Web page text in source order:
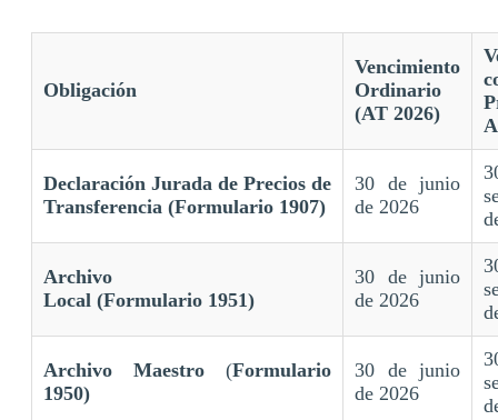
Obligación
Vencimiento
Ordinario
(AT 2026)
Declaración Jurada de Precios de
Transferencia (Formulario 1907)
30 de junio
de 2026
Archivo
Local (Formulario 1951)
30 de junio
de 2026
Archivo Maestro (Formulario
1950)
30 de junio
de 2026